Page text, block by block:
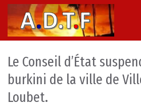
Skip to content
Main Navigation
Le Conseil d’État
burkini de la ville de
Loubet.